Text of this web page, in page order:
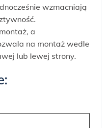
wzmacniają
a
na montaż wedle
lub lewej strony.